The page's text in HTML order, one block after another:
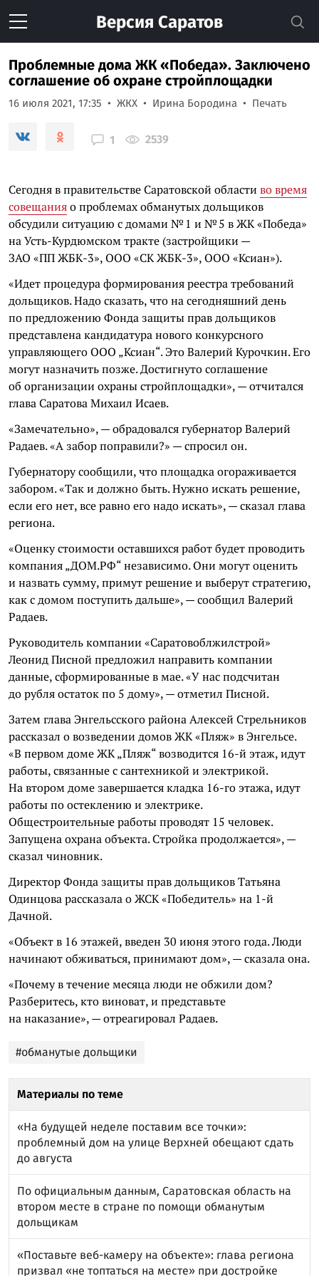
Версия Саратов
Проблемные дома ЖК «Победа». Заключено
соглашение об охране стройплощадки
16 июля 2021, 17:35 ЖКХ Ирина Бородина Печать
1 2539
Сегодня в правительстве Саратовской области во время
совещанияо проблемах обманутых дольщиков
обсудили ситуацию с домами № 1 и № 5 в ЖК «Победа»
на Усть-Курдюмском тракте (застройщики —
ЗАО «ПП ЖБК-3», ООО «СК ЖБК-3», ООО «Ксиан»).
«Идет процедура формирования реестра требований
дольщиков. Надо сказать, что на сегодняшний день
по предложению Фонда защиты прав дольщиков
представлена кандидатура нового конкурсного
управляющего ООО „Ксиан“. Это Валерий Курочкин. Его
могут назначить позже. Достигнуто соглашение
об организации охраны стройплощадки», — отчитался
глава Саратова Михаил Исаев.
«Замечательно», — обрадовался губернатор Валерий
Радаев. «А забор поправили?» — спросил он.
Губернатору сообщили, что площадка огораживается
забором. «Так и должно быть. Нужно искать решение,
если его нет, все равно его надо искать», — сказал глава
региона.
«Оценку стоимости оставшихся работ будет проводить
компания „ДОМ.РФ“ независимо. Они могут оценить
и назвать сумму, примут решение и выберут стратегию,
как с домом поступить дальше», — сообщил Валерий
Радаев.
Руководитель компании «Саратовоблжилстрой»
Леонид Писной предложил направить компании
данные, сформированные в мае. «У нас подсчитан
до рубля остаток по 5 дому», — отметил Писной.
Затем глава Энгельсского района Алексей Стрельников
рассказал о возведении домов ЖК «Пляж» в Энгельсе.
«В первом доме ЖК „Пляж“ возводится 16-й этаж, идут
работы, связанные с сантехникой и электрикой.
На втором доме завершается кладка 16-го этажа, идут
работы по остеклению и электрике.
Общестроительные работы проводят 15 человек.
Запущена охрана объекта. Стройка продолжается», —
сказал чиновник.
Директор Фонда защиты прав дольщиков Татьяна
Одинцова рассказала о ЖСК «Победитель» на 1-й
Дачной.
«Объект в 16 этажей, введен 30 июня этого года. Люди
начинают обживаться, принимают дом», — сказала она.
«Почему в течение месяца люди не обжили дом?
Разберитесь, кто виноват, и представьте
на наказание», — отреагировал Радаев.
#обманутые дольщики
Материалы по теме
«На будущей неделе поставим все точки»:
проблемный дом на улице Верхней обещают сдать
до августа
По официальным данным, Саратовская область на
втором месте в стране по помощи обманутым
дольщикам
«Поставьте веб-камеру на объекте»: глава региона
призвал «не топтаться на месте» при достройке